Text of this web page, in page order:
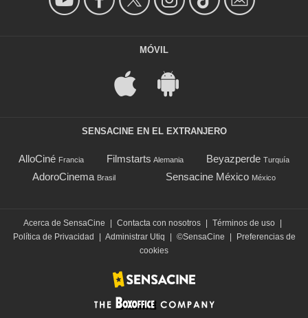
MÓVIL
SENSACINE EN EL EXTRANJERO
AlloCiné Francia Filmstarts Alemania Beyazperde Turquía
AdoroCinema Brasil Sensacine México México
Acerca de SensaCine Contacta con nosotros Términos de uso
Política de Privacidad
Administrar Utiq ©SensaCine
Preferencias de
cookies